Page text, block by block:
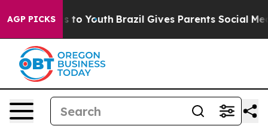
AGP PICKS
Harms to Youth Brazil Gives Parents Social Media